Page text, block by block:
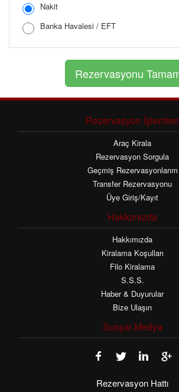
Şifreyi Tekrar Girin
Nakit
Banka Havalesi / EFT
Rezervasyon İşlemleri
Araç Kirala
Rezervasyon Sorgula
Geçmiş Rezervasyonlarım
Transfer Rezervasyonu
Üye Giriş/Kayıt
Hakkımızda
Hakkımızda
Kiralama Koşulları
Filo Kiralama
S.S.S.
Haber & Duyurular
Bize Ulaşın
Sosyal Medya
Rezervasyon Hattı